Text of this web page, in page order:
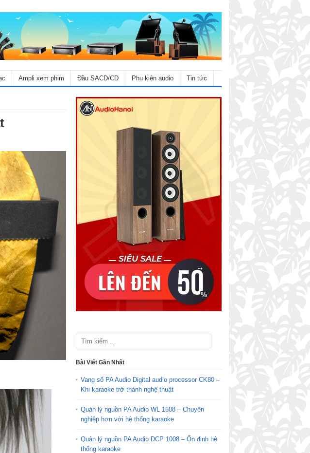
Ampli xem phim Đầu SACD/CD Phụ kiện audio Tin tức
Bài Viết Gần Nhất
Vang số PA Audio Digital audio processor CK80 –
Khi karaoke trở thành nghệ thuật
Quản lý nguồn PA Audio WL 1608 – Chuyên
nghiệp hơn với hệ thống karaoke
Quản lý nguồn PA Audio DCP 1008 – Ổn định hệ
thống karaoke